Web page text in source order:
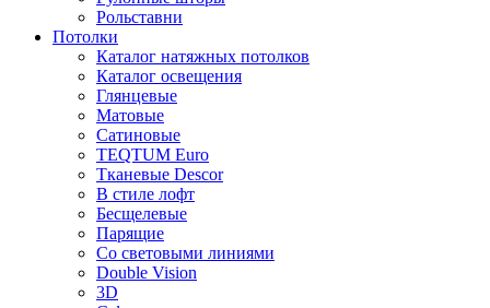
Рольставни
Потолки
Каталог натяжных потолков
Каталог освещения
Глянцевые
Матовые
Сатиновые
TEQTUM Euro
Тканевые Descor
В стиле лофт
Бесщелевые
Парящие
Со световыми линиями
Double Vision
3D